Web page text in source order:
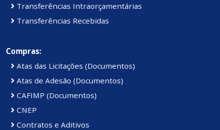
Transferências Intraorçamentárias
Transferências Recebidas
Compras:
Atas das Licitações (Documentos)
Atas de Adesão (Documentos)
CAFIMP (Documentos)
CNEP
Contratos e Aditivos